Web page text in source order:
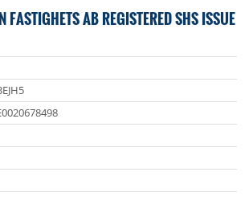
FASTIGHETS AB REGISTERED SHS ISSUE